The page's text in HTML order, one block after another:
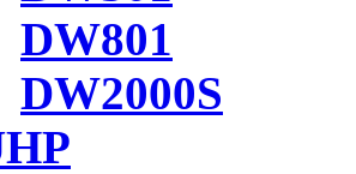
DW801
DW2000S